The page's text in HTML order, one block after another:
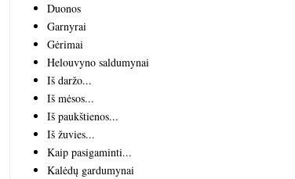
Duonos
Garnyrai
Gėrimai
Helouvyno saldumynai
Iš daržo...
Iš mėsos...
Iš paukštienos...
Iš žuvies...
Kaip pasigaminti...
Kalėdų gardumynai